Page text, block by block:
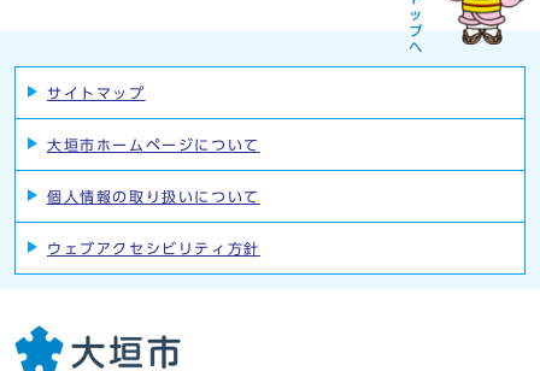
サイトマップ
大垣市ホームページについて
個人情報の取り扱いについて
ウェブアクセシビリティ方針